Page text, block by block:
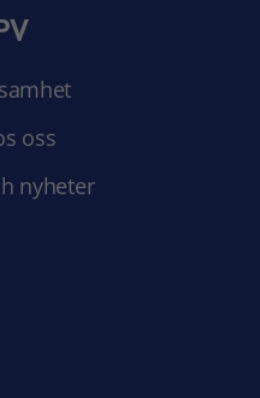
oss
nyheter